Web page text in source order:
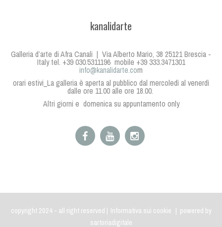
kanalidarte
Galleria d’arte di Afra Canali | Via Alberto Mario, 38 25121 Brescia -
Italy tel. +39 030.5311196 mobile +39 333.3471301
info@kanalidarte.com
orari estivi_La galleria è aperta al pubblico dal mercoledì al venerdì
dalle ore 11.00 alle ore 18.00.
Altri giorni e domenica su appuntamento only
copyright 2024 - all right reserved | Informativa sui cookie | powered by
sartoriadigitale